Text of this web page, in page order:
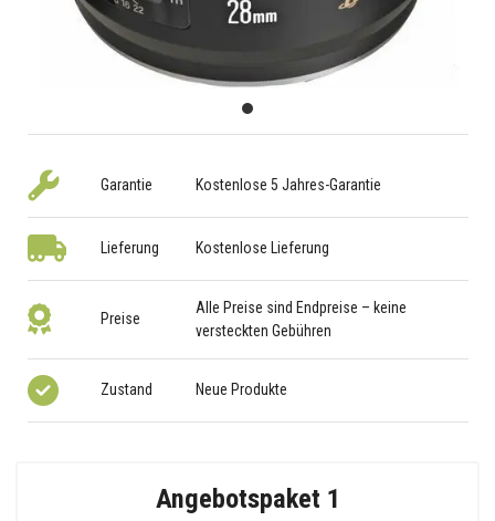
Garantie Kostenlose 5 Jahres-Garantie
Lieferung Kostenlose Lieferung
Preise
Alle Preise sind Endpreise – keine
versteckten Gebühren
Zustand Neue Produkte
Angebotspaket 1